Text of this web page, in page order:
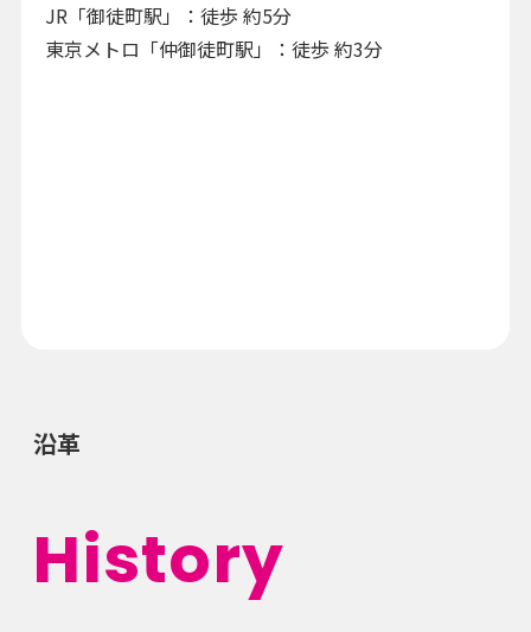
JR「御徒町駅」：徒歩 約5分
東京メトロ「仲御徒町駅」：徒歩 約3分
沿革
History